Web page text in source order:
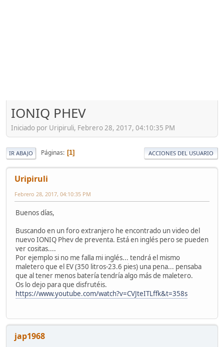
IONIQ PHEV
Iniciado por Uripiruli, Febrero 28, 2017, 04:10:35 PM
IR ABAJO Páginas 1 ACCIONES DEL USUARIO
Uripiruli
Febrero 28, 2017, 04:10:35 PM
Buenos días,
Buscando en un foro extranjero he encontrado un video del
nuevo IONIQ Phev de preventa. Está en inglés pero se pueden
ver cositas....
Por ejemplo si no me falla mi inglés... tendrá el mismo
maletero que el EV (350 litros-23.6 pies) una pena... pensaba
que al tener menos batería tendría algo más de maletero.
Os lo dejo para que disfrutéis.
https://www.youtube.com/watch?v=CVJteITLffk&t=358s
jap1968